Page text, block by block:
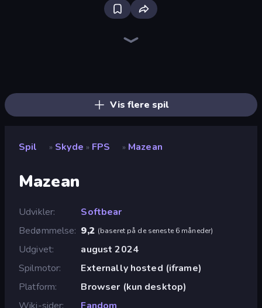
Vis flere spil
Spil » Skyde » FPS » Mazean
Mazean
Udvikler
Softbear
Bedømmelse 9,2 (baseret på de seneste 6 måneder)
Udgivet
august 2024
Spilmotor
Externally hosted (iframe)
Platform
Browser (kun desktop)